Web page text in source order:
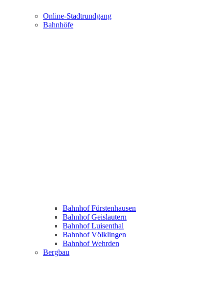
Online-Stadtrundgang
Bahnhöfe
Bahnhof Fürstenhausen
Bahnhof Geislautern
Bahnhof Luisenthal
Bahnhof Völklingen
Bahnhof Wehrden
Bergbau